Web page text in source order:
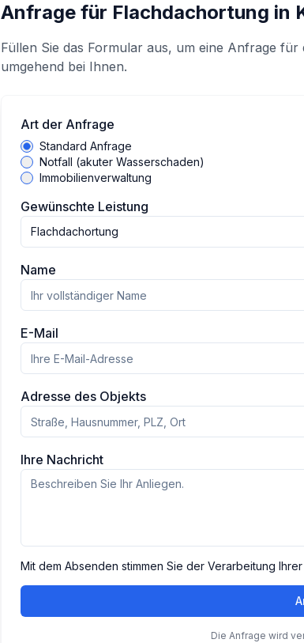
Anfrage für Flachdachortung in
Füllen Sie das Formular aus, um eine Anfrage für
umgehend bei Ihnen.
Art der Anfrage
Standard Anfrage
Notfall (akuter Wasserschaden)
Immobilienverwaltung
Gewünschte Leistung
Flachdachortung
Name
E-Mail
Adresse des Objekts
Ihre Nachricht
Mit dem Absenden stimmen Sie der Verarbeitung
Die Anfrage wird